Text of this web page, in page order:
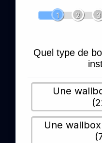
1 2 3
Quel type de
Une
Une